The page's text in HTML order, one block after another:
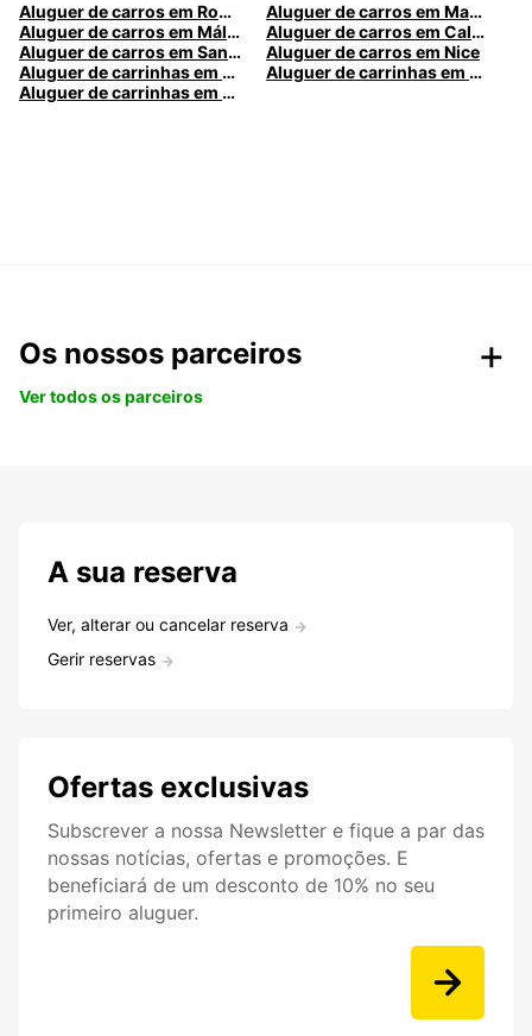
Aluguer de carros em Roma
Aluguer de carros em Madrid
Aluguer de carros em Málaga
Aluguer de carros em Caldas da Rainha
Aluguer de carros em Santa Maria da Feira
Aluguer de carros em Nice
Aluguer de carrinhas em Nice
Aluguer de carrinhas em Santa Maria da Feira
Aluguer de carrinhas em Caldas da Rainha
Os nossos parceiros
Ver todos os parceiros
A sua reserva
Ver, alterar ou cancelar reserva
Gerir reservas
Ofertas exclusivas
Subscrever a nossa Newsletter e fique a par das
nossas notícias, ofertas e promoções. E
beneficiará de um desconto de 10% no seu
primeiro aluguer.